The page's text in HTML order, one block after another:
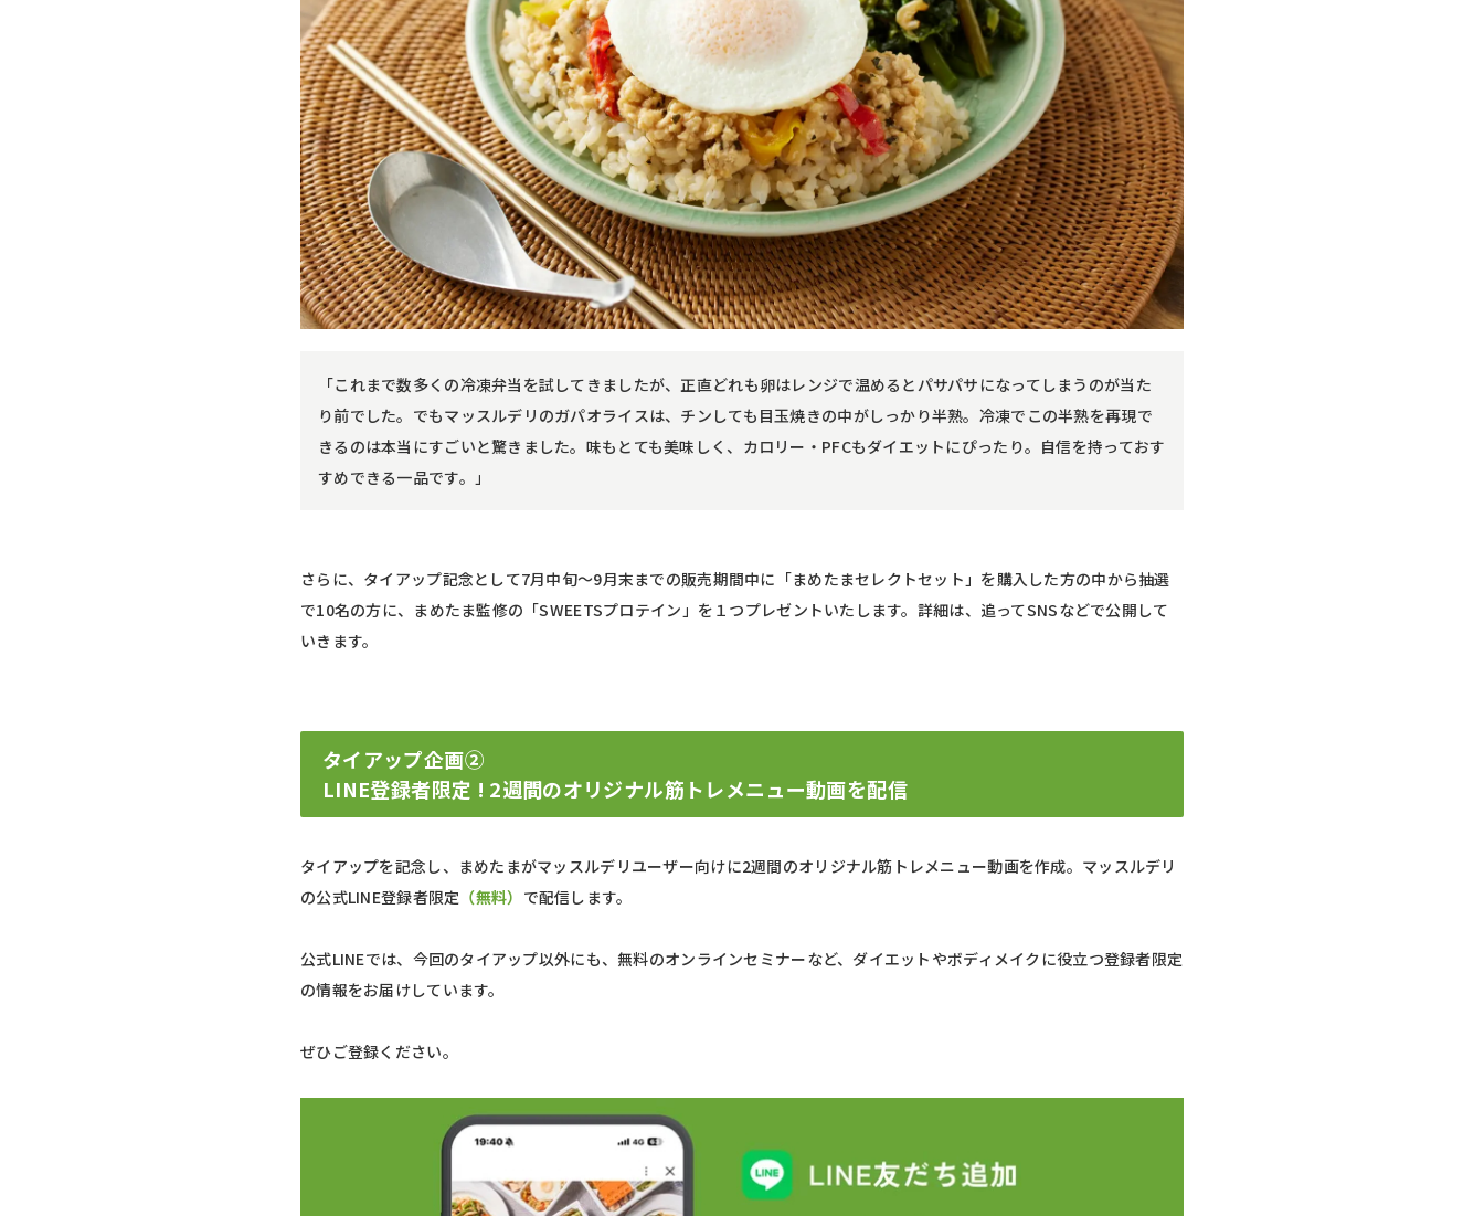
「これまで数多くの冷凍弁当を試してきましたが、正直どれも卵はレンジで温めるとパサパサになってしまうのが当た
り前でした。でもマッスルデリのガパオライスは、チンしても目玉焼きの中がしっかり半熟。冷凍でこの半熟を再現で
きるのは本当にすごいと驚きました。味もとても美味しく、カロリー・PFCもダイエットにぴったり。自信を持っておす
すめできる一品です。」
さらに、タイアップ記念として7月中旬～9月末までの販売期間中に「まめたまセレクトセット」を購入した方の中から抽選
で10名の方に、まめたま監修の「SWEETSプロテイン」を１つプレゼントいたします。詳細は、追ってSNSなどで公開して
いきます。
タイアップ企画②
LINE登録者限定 ! 2週間のオリジナル筋トレメニュー動画を配信
タイアップを記念し、まめたまがマッスルデリユーザー向けに2週間のオリジナル筋トレメニュー動画を作成。マッスルデリ
の公式LINE登録者限定 （無料） で配信します。
公式LINEでは、今回のタイアップ以外にも、無料のオンラインセミナーなど、ダイエットやボディメイクに役立つ登録者限定
の情報をお届けしています。
ぜひご登録ください。